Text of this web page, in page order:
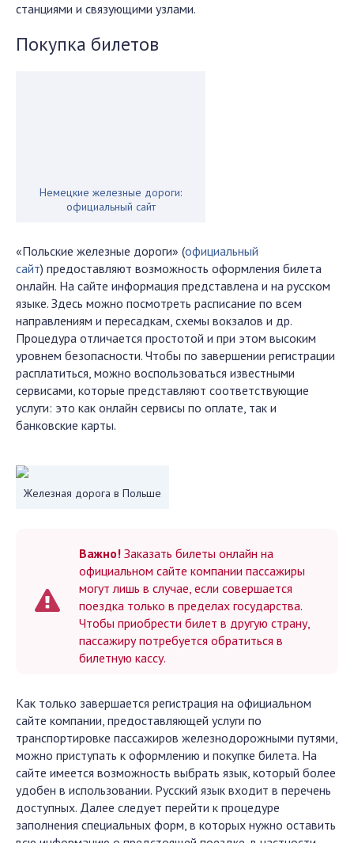
станциями и связующими узлами.
Покупка билетов
Немецкие железные дороги:
официальный сайт
«Польские железные дороги» (официальный
сайт) предоставляют возможность оформления билета
онлайн. На сайте информация представлена и на русском
языке. Здесь можно посмотреть расписание по всем
направлениям и пересадкам, схемы вокзалов и др.
Процедура отличается простотой и при этом высоким
уровнем безопасности. Чтобы по завершении регистрации
расплатиться, можно воспользоваться известными
сервисами, которые представляют соответствующие
услуги: это как онлайн сервисы по оплате, так и
банковские карты.
Железная дорога в Польше
Важно! Заказать билеты онлайн на
официальном сайте компании пассажиры
могут лишь в случае, если совершается
поездка только в пределах государства.
Чтобы приобрести билет в другую страну,
пассажиру потребуется обратиться в
билетную кассу.
Как только завершается регистрация на официальном
сайте компании, предоставляющей услуги по
транспортировке пассажиров железнодорожными путями,
можно приступать к оформлению и покупке билета. На
сайте имеется возможность выбрать язык, который более
удобен в использовании. Русский язык входит в перечень
доступных. Далее следует перейти к процедуре
заполнения специальных форм, в которых нужно оставить